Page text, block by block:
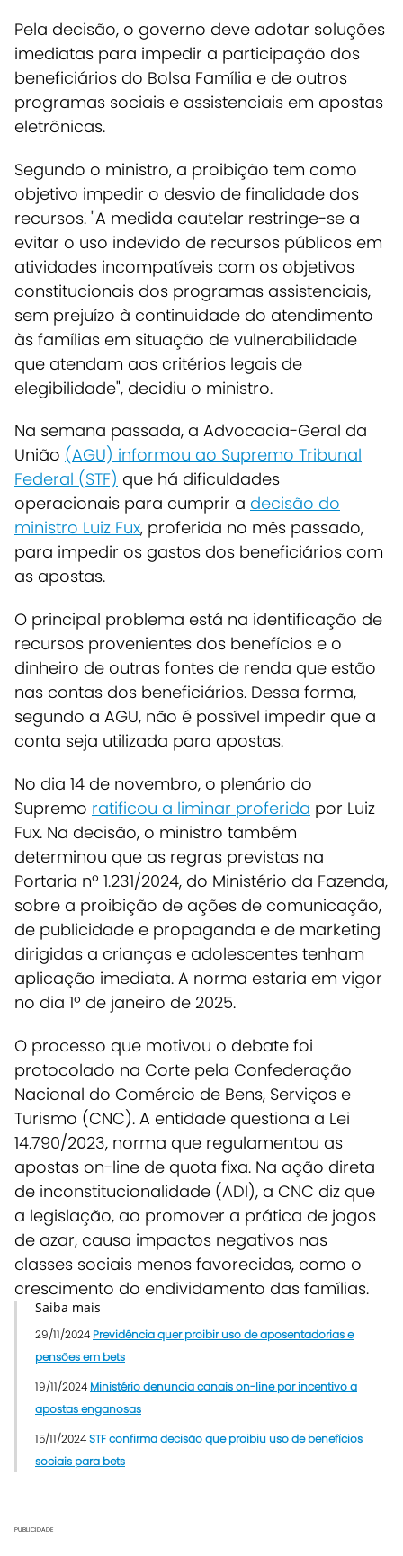
Pela decisão, o governo deve adotar soluções
imediatas para impedir a participação dos
beneficiários do Bolsa Família e de outros
programas sociais e assistenciais em apostas
eletrônicas.
Segundo o ministro, a proibição tem como
objetivo impedir o desvio de finalidade dos
recursos. "A medida cautelar restringe-se a
evitar o uso indevido de recursos públicos em
atividades incompatíveis com os objetivos
constitucionais dos programas assistenciais,
sem prejuízo à continuidade do atendimento
às famílias em situação de vulnerabilidade
que atendam aos critérios legais de
elegibilidade", decidiu o ministro.
Na semana passada, a Advocacia-Geral da
União (AGU) informou ao Supremo Tribunal
Federal (STF) que há dificuldades
operacionais para cumprir a decisão do
ministro Luiz Fux, proferida no mês passado,
para impedir os gastos dos beneficiários com
as apostas.
O principal problema está na identificação de
recursos provenientes dos benefícios e o
dinheiro de outras fontes de renda que estão
nas contas dos beneficiários. Dessa forma,
segundo a AGU, não é possível impedir que a
conta seja utilizada para apostas.
No dia 14 de novembro, o plenário do
Supremo ratificou a liminar proferida por Luiz
Fux. Na decisão, o ministro também
determinou que as regras previstas na
Portaria nº 1.231/2024, do Ministério da Fazenda,
sobre a proibição de ações de comunicação,
de publicidade e propaganda e de marketing
dirigidas a crianças e adolescentes tenham
aplicação imediata. A norma estaria em vigor
no dia 1º de janeiro de 2025.
O processo que motivou o debate foi
protocolado na Corte pela Confederação
Nacional do Comércio de Bens, Serviços e
Turismo (CNC). A entidade questiona a Lei
14.790/2023, norma que regulamentou as
apostas on-line de quota fixa. Na ação direta
de inconstitucionalidade (ADI), a CNC diz que
a legislação, ao promover a prática de jogos
de azar, causa impactos negativos nas
classes sociais menos favorecidas, como o
crescimento do endividamento das famílias.
Saiba mais
29/11/2024 Previdência quer proibir uso de aposentadorias e
pensões em bets
19/11/2024 Ministério denuncia canais on-line por incentivo a
apostas enganosas
15/11/2024STF confirma decisão que proibiu uso de benefícios
sociais para bets
PUBLICIDADE